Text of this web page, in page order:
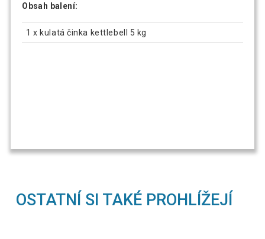
Obsah balení:
1 x kulatá činka kettlebell 5 kg
OSTATNÍ SI TAKÉ PROHLÍŽEJÍ